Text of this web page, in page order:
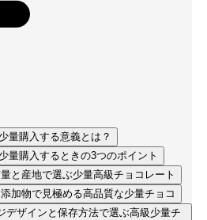
量購入する意義とは？
量購入するときの3つのポイント
と産地で選ぶ少量高級チョコレート
加物で見極める高品質な少量チョコ
デザインと保存方法で選ぶ高級少量チ